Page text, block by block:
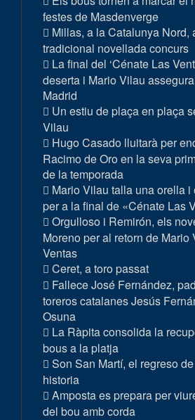
festes de Masdenverge
Millas, a la Catalunya Nord,
tradicional novellada concurs
La final del ‘Cénate Las
deserta i Mario Vilau
Madrid
Un estiu de plaça en plaça
Vilau
Hugo Casado lluitarà per
Racimo de Oro en la seva
de la temporada
Mario Vilau talla una orella i
per a la final de «Cénate Las
Orgulloso i Remirón, els
Moreno per al retorn de Mario
Ventas
Ceret, a toro passat
Fallece José Fernández,
toreros catalanes Jesús
Osuna
La Ràpita consolida la
bous a la platja
Son San Martí, el regreso
historia
Amposta es prepara per
del bou amb corda